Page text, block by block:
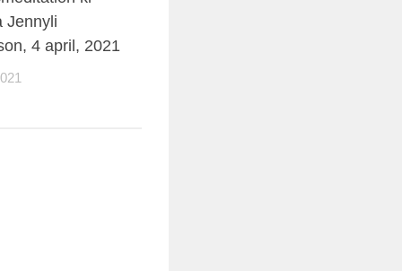
Jennyli
4 april, 2021